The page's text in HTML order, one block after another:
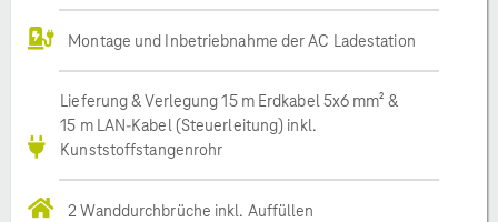
Montage und Inbetriebnahme der AC Ladestation
Lieferung & Verlegung 15 m Erdkabel 5x6 mm² &
15 m LAN-Kabel (Steuerleitung) inkl.
Kunststoffstangenrohr
2 Wanddurchbrüche inkl. Auffüllen